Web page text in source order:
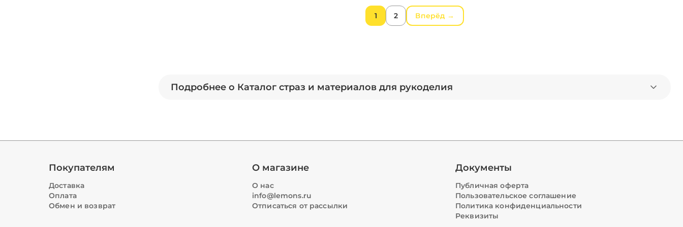
1 2 Вперёд →
Подробнее о Каталог страз и материалов для рукоделия
Покупателям
Доставка
Оплата
Обмен и возврат
О магазине
О нас
info@lemons.ru
Отписаться от рассылки
Документы
Публичная оферта
Пользовательское соглашение
Политика конфиденциальности
Реквизиты